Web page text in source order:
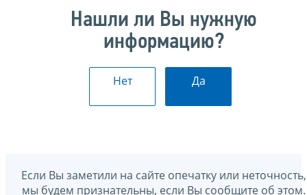
Нашли ли Вы нужную
информацию?
Нет Да
Если Вы заметили на сайте опечатку или неточность,
мы будем признательны, если Вы сообщите об этом.